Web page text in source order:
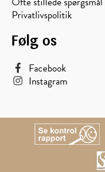
Privatlivspolitik
Følg os
Facebook
Instagram